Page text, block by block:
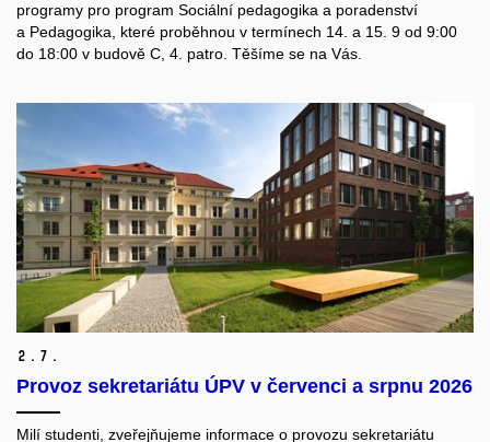
programy pro program Sociální pedagogika a poradenství
a Pedagogika, které proběhnou v termínech 14. a 15. 9 od 9:00
do 18:00 v budově C, 4. patro. Těšíme se na Vás.
2. 7.
Provoz sekretariátu ÚPV v červenci a srpnu 2026
Milí studenti, zveřejňujeme informace o provozu sekretariátu